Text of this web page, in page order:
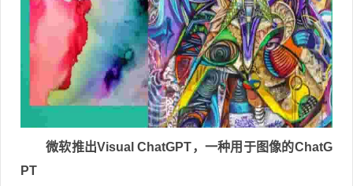
微软推出Visual ChatGPT，一种用于图像的ChatG
PT